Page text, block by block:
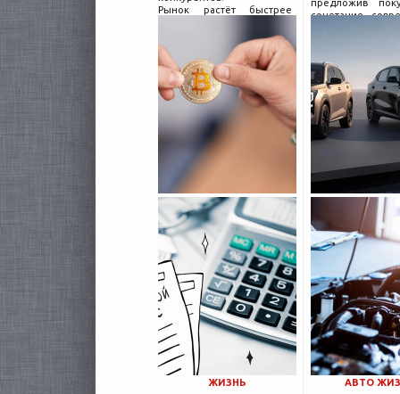
Рынок растёт быстрее
поведения на нём.
Петербургские
криптообменники,
московские
предложив
сочетание
насчитывает
десятилетий
ЖИЗНЬ АВТО